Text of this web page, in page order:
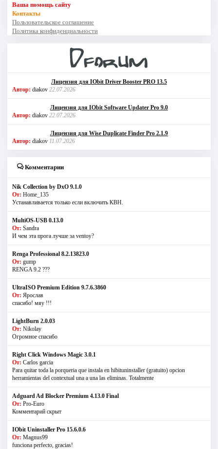
Ваша помощь сайту
Контакты
Пользовательское соглашение
Политика конфиденциальности
Лицензия для IObit Driver Booster PRO 13.5
Автор: diakov 22.07.2026
Лицензия для IObit Software Updater Pro 9.0
Автор: diakov 22.07.2026
Лицензия для Wise Duplicate Finder Pro 2.1.9
Автор: diakov 11.07.2026
Комментарии
Nik Collection by DxO 9.1.0
От: Home_135
Устанавливается только если включить КВН.
MultiOS-USB 0.13.0
От: Sandra
И чем эта прога лучше за ventoy?
Renga Professional 8.2.13823.0
От: gump
RENGA 9.2 ???
UltraISO Premium Edition 9.7.6.3860
От: Ярослав
спасибо! мяу !!!
LightBurn 2.0.03
От: Nikolay
Огромное спасибо
Right Click Windows Magic 3.0.1
От: Carlos garcia
Para quitar toda la porqueria que instala en hibituninstaller (gratuito) opcion
herramientas del contextual una a una las eliminas. Totalmente
Adguard Ad Blocker Premium 4.13.0 Final
От: Pro-Euro
Комментарий скрыт
IObit Uninstaller Pro 15.6.0.6
От: Magnus99
funciona perfecto, gracias!